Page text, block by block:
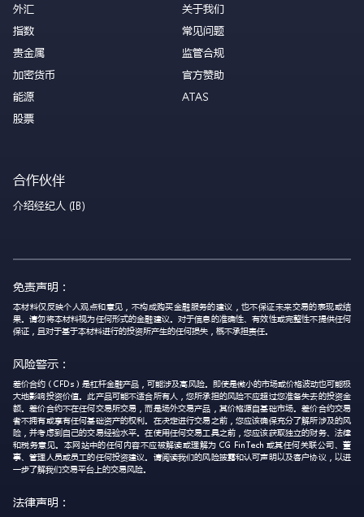
外汇
指数
贵金属
加密货币
能源
股票
关于我们
常见问题
监管合规
官方赞助
ATAS
合作伙伴
介绍经纪人 (IB)
免责声明：
本材料仅反映个人观点和意见，不构成购买金融服务的建议，也不保证未来交易的表现或结
果。请勿将本材料视为任何形式的金融建议。对于信息的准确性、有效性或完整性不提供任何
保证，且对于基于本材料进行的投资所产生的任何损失，概不承担责任。
风险警示：
差价合约（CFDs）是杠杆金融产品，可能涉及高风险。即使是微小的市场或价格波动也可能极
大地影响投资价值。此产品可能不适合所有人，您所承担的风险不应超过您准备失去的投资金
额。差价合约不在任何交易所交易，而是场外交易产品，其价格源自基础市场。差价合约交易
者不拥有或享有任何基础资产的权利。在决定进行交易之前，您应该确保充分了解所涉及的风
险，并考虑到自己的交易经验水平。在使用任何交易工具之前，您应该获取独立的财务、法律
和税务意见。本网站中的任何内容不应被解读或理解为 CG FinTech 或其任何关联公司、董
事、管理人员或员工的任何投资建议。请阅读我们的风险披露和认可声明以及客户协议，以进
一步了解我们交易平台上的交易风险。
法律声明：